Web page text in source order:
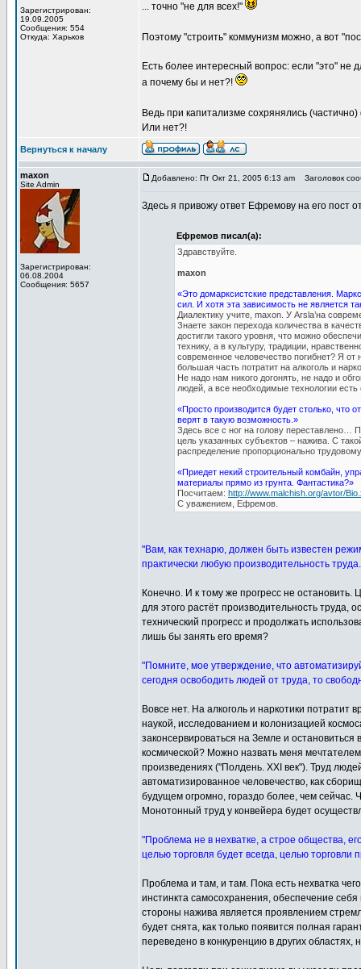
Зарегистрирован:
19.09.2005
Сообщения: 554
Откуда: Харьков
... точно "не для всех!"
Поэтому "строить" коммунизм можно, а вот
Есть более интересный вопрос: если "это" не
а почему бы и нет?!
Ведь при капитализме сохрянялись
Или нет?!
Вернуться к началу
maxon
Site Admin
Зарегистрирован:
06.08.2004
Сообщения: 5657
Добавлено: Пт Окт 21, 2005 6:13 am Заголовок
Здесь я привожу ответ Ефремову на его пост
Ефремов писал(а):
Здравствуйте.
maxon
«Это домарксистские представления.
сил. И хотя эта зависимость не является
Диалектику учите, maxon. У Arsla’на
Знаете закон перехода количества в
достигли такого уровня, что можно
технику, а в культуру, традиции,
современное человечество погибнет? Я от
большая часть потратит на алкоголь и
Не надо нам никого догонять, не надо и
людей, а все необходимые технологии
«Просто производится будет столько, что
верят в такую возможность.»
Здесь все с ног на голову переставлено…
цель указанных субъектов – нажива. С
распределение пропорционально
«Приедет некий строительный комбайн,
материалы прямо из грунта. Фантастика?»
Посчитаем: http://www.malchish.org/avtor/
С уважением, Ефремов.
"Вам, как технарю, должен быть известен
практически любую производительность
Конечно. И к тому же прогресс не
для этого растёт производительность труда,
технический прогресс и продолжать
лишь бы занять его время?
"Помните, мое утверждение, что
сегодня освободить людей от труда, то
Вовсе нет. На алкоголь и наркотики потратит
наукой, исследованием и колонизацией
законсервироваться на Земле и
космической? Можно назвать меня
произведениях ("Полдень. XXI век"). Труд
автоматизированное человечество, как
будущем огромно, гораздо более, чем сейчас.
Монотонный труд у конвейера будет
"Проблема не в нехватке, а строе общества,
целью торговля будет всегда, целью
Проблема и там, и там. Пока есть нехватка
инстинкта самосохранения, обеспечение
стороны нажива является проявлением
будет снята, как только появится полная
переведено в конкуренцию в других